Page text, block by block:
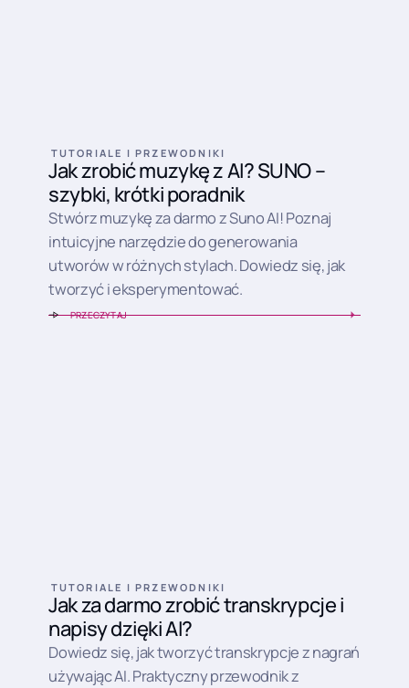
TUTORIALE I PRZEWODNIKI
Jak zrobić muzykę z AI? SUNO –
szybki, krótki poradnik
Stwórz muzykę za darmo z Suno AI! Poznaj
intuicyjne narzędzie do generowania
utworów w różnych stylach. Dowiedz się, jak
tworzyć i eksperymentować.
PRZECZYTAJ
TUTORIALE I PRZEWODNIKI
Jak za darmo zrobić transkrypcje i
napisy dzięki AI?
Dowiedz się, jak tworzyć transkrypcje z nagrań
używając AI. Praktyczny przewodnik z